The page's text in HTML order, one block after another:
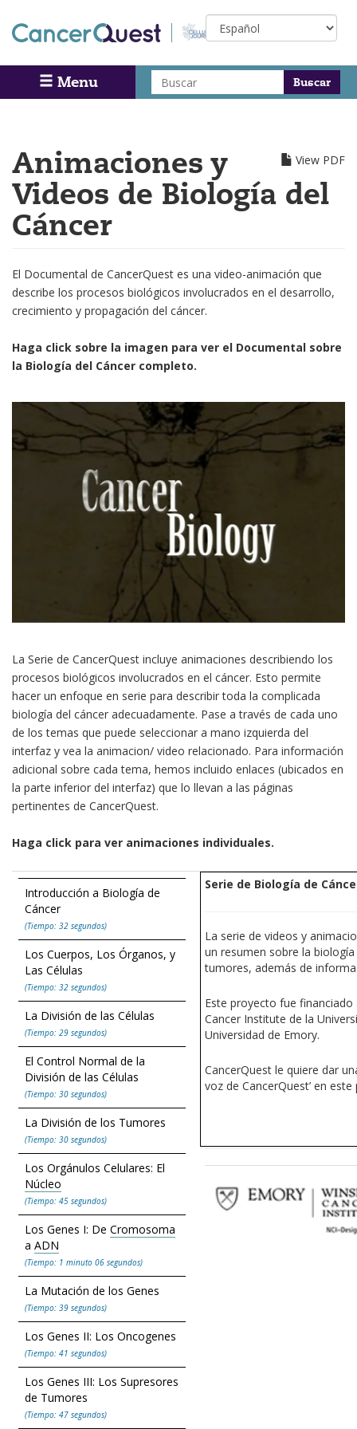
main
content
Select
your
Menu
Search
Buscar
View PDF
Animaciones y
Videos de Biología del
Cáncer
El Documental de CancerQuest es una video-animación que
describe los procesos biológicos involucrados en el desarrollo,
crecimiento y propagación del cáncer.
Haga click sobre la imagen para ver el Documental sobre
la Biología del Cáncer completo.
La Serie de CancerQuest incluye animaciones describiendo los
procesos biológicos involucrados en el cáncer. Esto permite
hacer un enfoque en serie para describir toda la complicada
biología del cáncer adecuadamente. Pase a través de cada uno
de los temas que puede seleccionar a mano izquierda del
interfaz y vea la animacion/ video relacionado. Para información
adicional sobre cada tema, hemos incluido enlaces (ubicados en
la parte inferior del interfaz) que lo llevan a las páginas
pertinentes de CancerQuest.
Haga click para ver animaciones individuales.
Introducción a Biología de
Cáncer
(Tiempo: 32 segundos)
Los Cuerpos, Los Órganos, y
Las Células
(Tiempo: 32 segundos)
La División de las Células
(Tiempo: 29 segundos)
El Control Normal de la
División de las Células
(Tiempo: 30 segundos)
La División de los Tumores
(Tiempo: 30 segundos)
Los Orgánulos Celulares: El
Núcleo
(Tiempo: 45 segundos)
Los Genes I: De Cromosoma
a ADN
(Tiempo: 1 minuto 06 segundos)
La Mutación de los Genes
(Tiempo: 39 segundos)
Los Genes II: Los Oncogenes
(Tiempo: 41 segundos)
Los Genes III: Los Supresores
de Tumores
(Tiempo: 47 segundos)
Serie de Biología de
La serie de videos y
un resumen sobre la
tumores, además de
Este proyecto fue
Cancer Institute de la
Universidad de Emory.
CancerQuest le quiere dar
voz de CancerQuest’ en